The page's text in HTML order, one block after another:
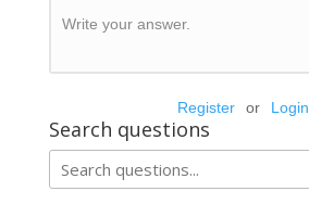
Write your answer.
Register or Login
Search questions